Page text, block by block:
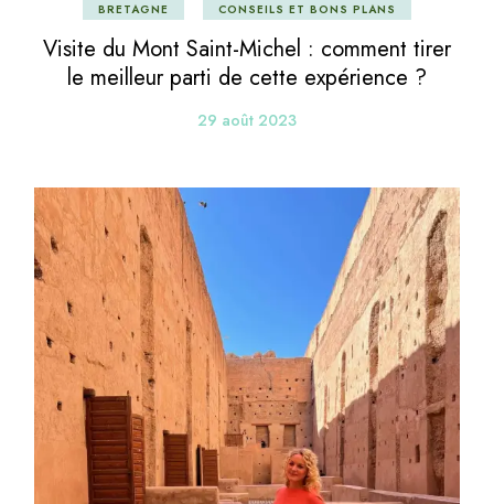
BRETAGNE CONSEILS ET BONS PLANS
Visite du Mont Saint-Michel : comment tirer
le meilleur parti de cette expérience ?
29 août 2023